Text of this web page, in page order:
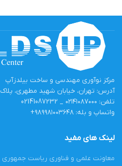
مرکز نوآوری مهندسی و ساخت بیلدزآپ
آدرس: تهران، خیابان شهید مطهری، پلاک ۹۴
تلفن: ۰۲۱۴۱۰۸۷۰۰۰ _ 02141087232
واتساپ و بله: ۹۸۹۹۸۱۰۰۳۶۴۸+
لینک های مفید
معاونت علمی و فناوری ریاست جمهوری